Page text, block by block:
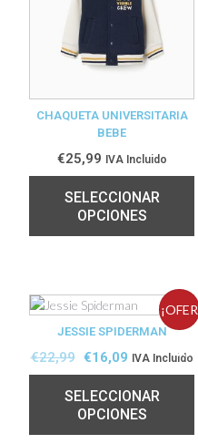
CHAQUETA UNIVERSITARIA
BEBE
€25,99 IVA Incluido
SELECCIONAR
OPCIONES
¡OFER
TA!
JESSIE SPIDERMAN
€22,99 €16,09 IVA Incluido
SELECCIONAR
OPCIONES